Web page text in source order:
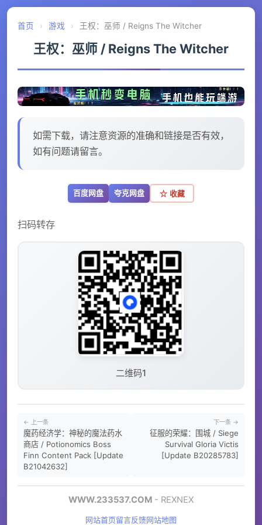
首页 › 游戏 › 王权：巫师 / Reigns The Witcher
王权：巫师 / Reigns The Witcher
如需下载，请注意资源的准确和链接是否有效，
如有问题请留言。
百度网盘 夸克网盘 ☆ 收藏
扫码转存
二维码1
← 上一条
魔药经济学：神秘的魔法药水
商店 / Potionomics Boss
Finn Content Pack [Update
B21042632]
下一条 →
征服的荣耀：围城 / Siege
Survival Gloria Victis
[Update B20285783]
WWW.233537.COM - REXNEX
网站首页留言反馈网站地图